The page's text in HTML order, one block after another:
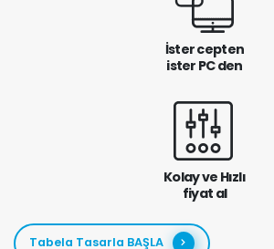
İster cepten
ister PC den
Kolay ve Hızlı
fiyat al
Tabela Tasarla BAŞLA